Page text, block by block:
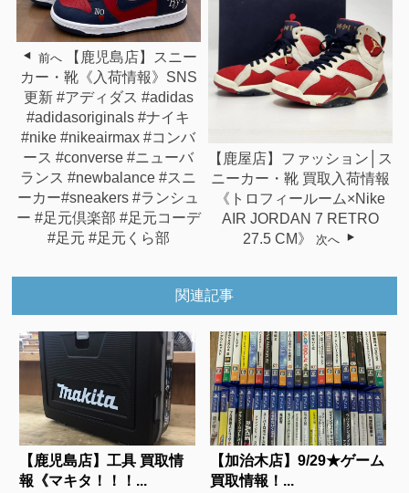
前へ
【鹿児島店】スニー
カー・靴《入荷情報》SNS
更新 #アディダス #adidas
#adidasoriginals #ナイキ
#nike #nikeairmax #コンバ
ース #converse #ニューバ
ランス #newbalance #スニ
ーカー#sneakers #ランシュ
ー #足元倶楽部 #足元コーデ
#足元 #足元くら部
【鹿屋店】ファッション│ス
ニーカー・靴 買取入荷情報
《トロフィールーム×Nike
AIR JORDAN 7 RETRO
27.5 CM》
次へ
関連記事
【鹿児島店】工具 買取情
報《マキタ！！！...
【加治木店】9/29★ゲーム
買取情報！...